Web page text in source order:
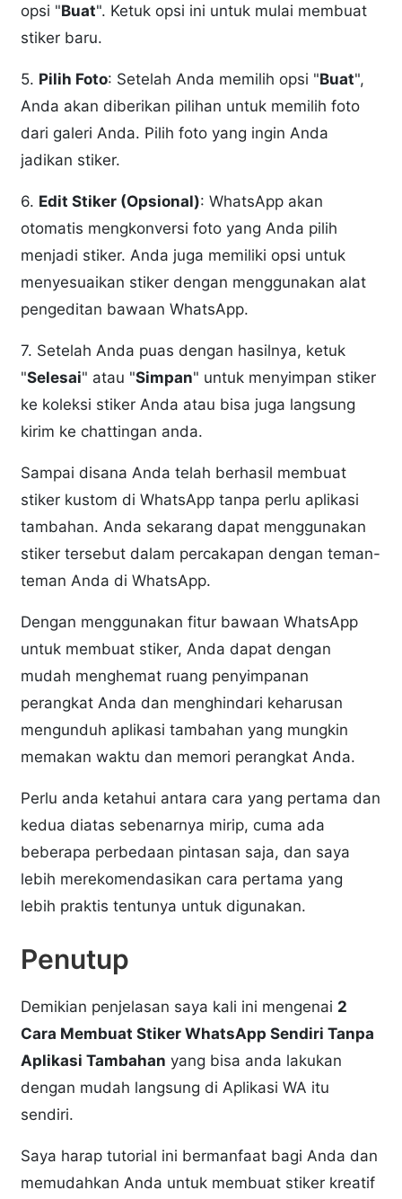
opsi "Buat". Ketuk opsi ini untuk mulai membuat
stiker baru.
5. Pilih Foto: Setelah Anda memilih opsi "Buat",
Anda akan diberikan pilihan untuk memilih foto
dari galeri Anda. Pilih foto yang ingin Anda
jadikan stiker.
6. Edit Stiker (Opsional): WhatsApp akan
otomatis mengkonversi foto yang Anda pilih
menjadi stiker. Anda juga memiliki opsi untuk
menyesuaikan stiker dengan menggunakan alat
pengeditan bawaan WhatsApp.
7. Setelah Anda puas dengan hasilnya, ketuk
"Selesai" atau "Simpan" untuk menyimpan stiker
ke koleksi stiker Anda atau bisa juga langsung
kirim ke chattingan anda.
Sampai disana Anda telah berhasil membuat
stiker kustom di WhatsApp tanpa perlu aplikasi
tambahan. Anda sekarang dapat menggunakan
stiker tersebut dalam percakapan dengan teman-
teman Anda di WhatsApp.
Dengan menggunakan fitur bawaan WhatsApp
untuk membuat stiker, Anda dapat dengan
mudah menghemat ruang penyimpanan
perangkat Anda dan menghindari keharusan
mengunduh aplikasi tambahan yang mungkin
memakan waktu dan memori perangkat Anda.
Perlu anda ketahui antara cara yang pertama dan
kedua diatas sebenarnya mirip, cuma ada
beberapa perbedaan pintasan saja, dan saya
lebih merekomendasikan cara pertama yang
lebih praktis tentunya untuk digunakan.
Penutup
Demikian penjelasan saya kali ini mengenai 2
Cara Membuat Stiker WhatsApp Sendiri Tanpa
Aplikasi Tambahan yang bisa anda lakukan
dengan mudah langsung di Aplikasi WA itu
sendiri.
Saya harap tutorial ini bermanfaat bagi Anda dan
memudahkan Anda untuk membuat stiker kreatif